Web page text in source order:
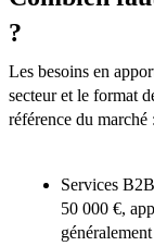
?
Les besoins en
secteur et le format
référence du marché :
Services
50 000 €,